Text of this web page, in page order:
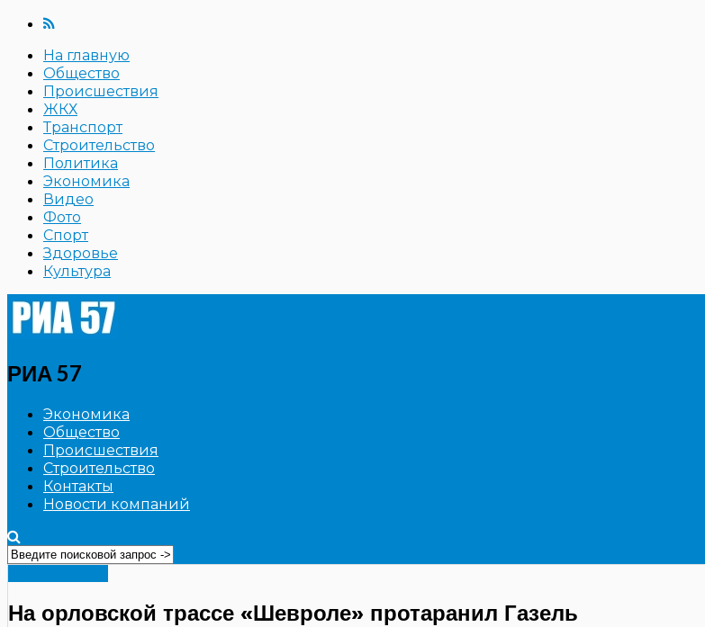
На главную
Общество
Происшествия
ЖКХ
Транспорт
Строительство
Политика
Экономика
Видео
Фото
Спорт
Здоровье
Культура
РИА 57
Экономика
Общество
Происшествия
Строительство
Контакты
Новости компаний
На орловской трассе «Шевроле» протаранил Газель